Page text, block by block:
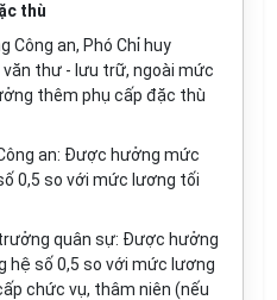
thù
Công an, Phó Chỉ huy
thư - lưu trữ, ngoài mức
thêm phụ cấp đặc thù
an: Được hưởng mức
0,5 so với mức lương tối
quân sự: Được hưởng
hệ số 0,5 so với mức lương
chức vụ, thâm niên (nếu